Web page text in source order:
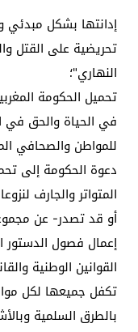
إدانتها بشكل
تحريضية على القتل
النهاري"؛
تحميل الحكومة
في الحياة والحق في
للمواطن والصحافي
دعوة الحكومة إلى
المتواتر والجارف
أو قد تصدر- عن
إعمال فصول الدستور
القوانين الوطنية
تكفل جميعها لكل
بالطرق السلمية